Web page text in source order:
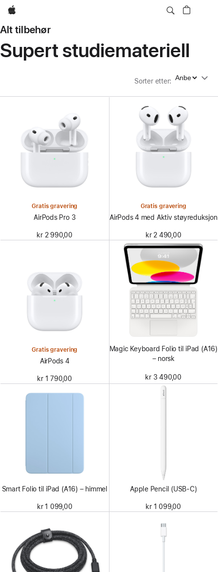
Apple
Alt tilbehør
Supert studiemateriell
Sorter etter: Sorter etter
Gratis gravering
AirPods Pro 3
kr 2 990,00
Gratis gravering
AirPods 4 med Aktiv støyreduksjon
kr 2 490,00
Gratis gravering
AirPods 4
kr 1 790,00
Magic Keyboard Folio til iPad (A16)
– norsk
kr 3 490,00
Smart Folio til iPad (A16) – himmel
kr 1 099,00
Apple Pencil (USB-C)
kr 1 099,00